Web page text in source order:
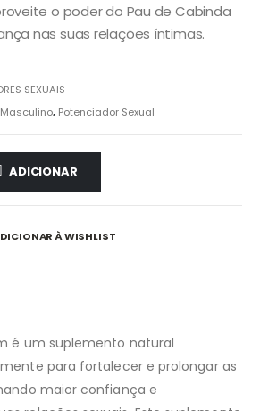
o poder do Pau de Cabinda
nas suas relações íntimas.
SEXUAIS
, Potenciador Sexual
ADICIONAR
À WISHLIST
é um suplemento natural
para fortalecer e prolongar as
maior confiança e